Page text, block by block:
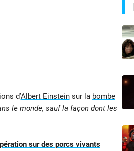
d’Albert Einsteinsur la bombe
le monde, sauf la façon dont les
sur des porcs vivants